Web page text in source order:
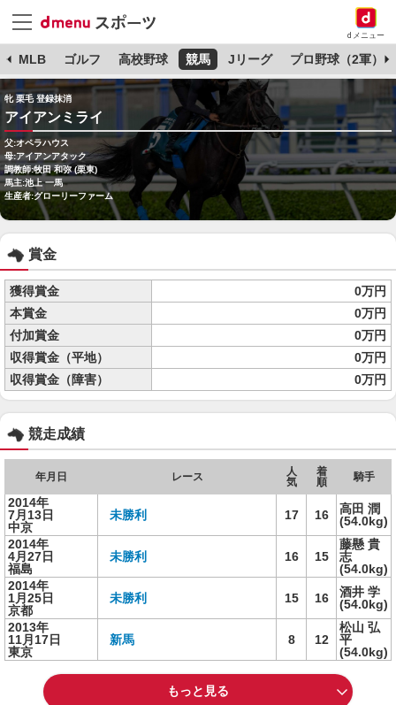
dメニュー
MLB ゴルフ 高校野球 競馬 Jリーグ プロ野球（2軍）
牝 栗毛 登録抹消
アイアンミライ
父:オペラハウス
母:アイアンアタック
調教師:牧田 和弥 (栗東)
馬主:池上 一馬
生産者:グローリーファーム
賞金
獲得賞金
0万円
本賞金
0万円
付加賞金
0万円
収得賞金（平地）
0万円
収得賞金（障害）
0万円
競走成績
年月日 レース
人
気
着
順
騎手
2014年
7月13日
中京
未勝利 17 16
高田 潤
(54.0kg)
2014年
4月27日
福島
未勝利 16 15
藤懸 貴
志
(54.0kg)
2014年
1月25日
京都
未勝利 15 16
酒井 学
(54.0kg)
2013年
11月17日
東京
新馬 8 12
松山 弘
平
(54.0kg)
もっと見る